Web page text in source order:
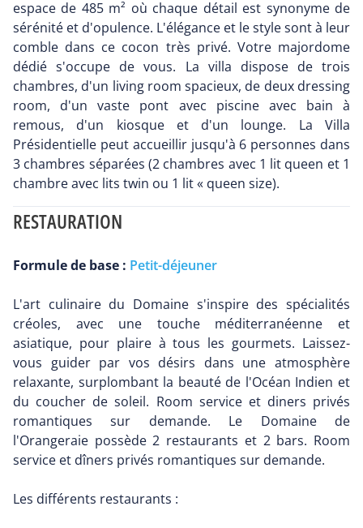
espace de 485 m² où chaque détail est synonyme de
sérénité et d'opulence. L'élégance et le style sont à leur
comble dans ce cocon très privé. Votre majordome
dédié s'occupe de vous. La villa dispose de trois
chambres, d'un living room spacieux, de deux dressing
room, d'un vaste pont avec piscine avec bain à
remous, d'un kiosque et d'un lounge. La Villa
Présidentielle peut accueillir jusqu'à 6 personnes dans
3 chambres séparées (2 chambres avec 1 lit queen et 1
chambre avec lits twin ou 1 lit « queen size).
RESTAURATION
Formule de base : Petit-déjeuner
L'art culinaire du Domaine s'inspire des spécialités
créoles, avec une touche méditerranéenne et
asiatique, pour plaire à tous les gourmets. Laissez-
vous guider par vos désirs dans une atmosphère
relaxante, surplombant la beauté de l'Océan Indien et
du coucher de soleil. Room service et diners privés
romantiques sur demande. Le Domaine de
l'Orangeraie possède 2 restaurants et 2 bars. Room
service et dîners privés romantiques sur demande.
Les différents restaurants :